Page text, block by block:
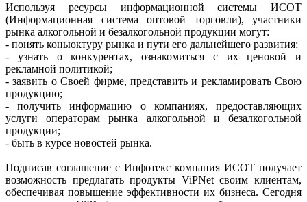
Используя ресурсы информационной системы ИСОТ
(Информационная система оптовой торговли), участники
рынка алкогольной и безалкогольной продукции могут:
- понять коньюктуру рынка и пути его дальнейшего развития;
- узнать о конкурентах, ознакомиться с их ценовой и
рекламной политикой;
- заявить о Своей фирме, представить и рекламировать Свою
продукцию;
- получить информацию о компаниях, предоставляющих
услуги операторам рынка алкогольной и безалкогольной
продукции;
- быть в курсе новостей рынка.
Подписав соглашение с Инфотекс компания ИСОТ получает
возможность предлагать продукты ViPNet своим клиентам,
обеспечивая повышение эффективности их бизнеса. Сегодня